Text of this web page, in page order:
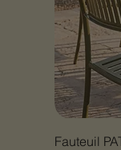
Fauteuil